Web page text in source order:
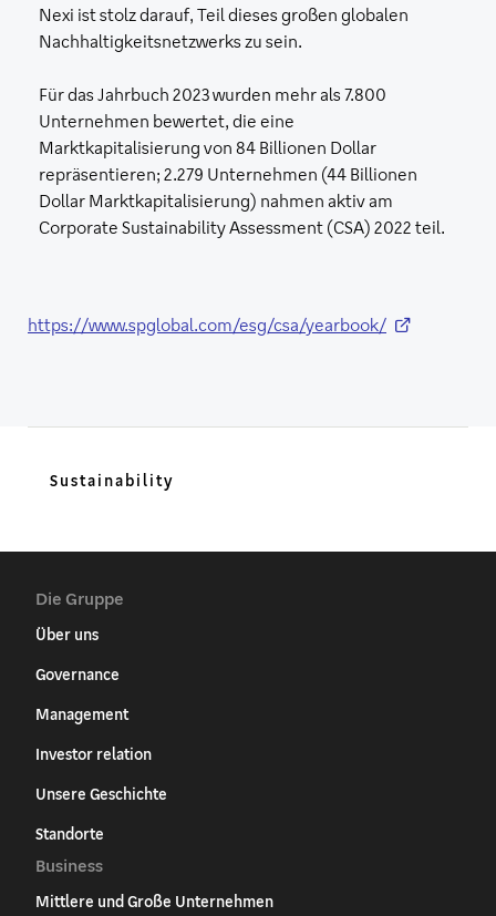
Nexi ist stolz darauf, Teil dieses großen globalen
Nachhaltigkeitsnetzwerks zu sein.
Für das Jahrbuch 2023 wurden mehr als 7.800
Unternehmen bewertet, die eine
Marktkapitalisierung von 84 Billionen Dollar
repräsentieren; 2.279 Unternehmen (44 Billionen
Dollar Marktkapitalisierung) nahmen aktiv am
Corporate Sustainability Assessment (CSA) 2022 teil.
https://www.spglobal.com/esg/csa/yearbook/
Sustainability
Die Gruppe
Über uns
Governance
Management
Investor relation
Unsere Geschichte
Standorte
Business
Mittlere und Große Unternehmen